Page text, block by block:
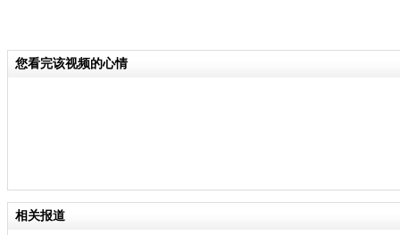
您看完该视频的心情
相关报道